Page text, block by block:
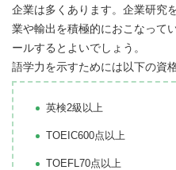
企業は多くあります。企業研究
業や輸出を積極的におこなって
ールするとよいでしょう。
語学力を示すためには以下の資
英検2級以上
TOEIC600点以上
TOEFL70点以上